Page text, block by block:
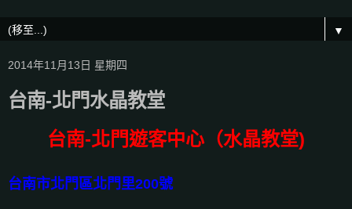
▼
2014年11月13日 星期四
台南-北門水晶教堂
台南-北門遊客中心（水晶教堂)
台南市北門區北門里200號